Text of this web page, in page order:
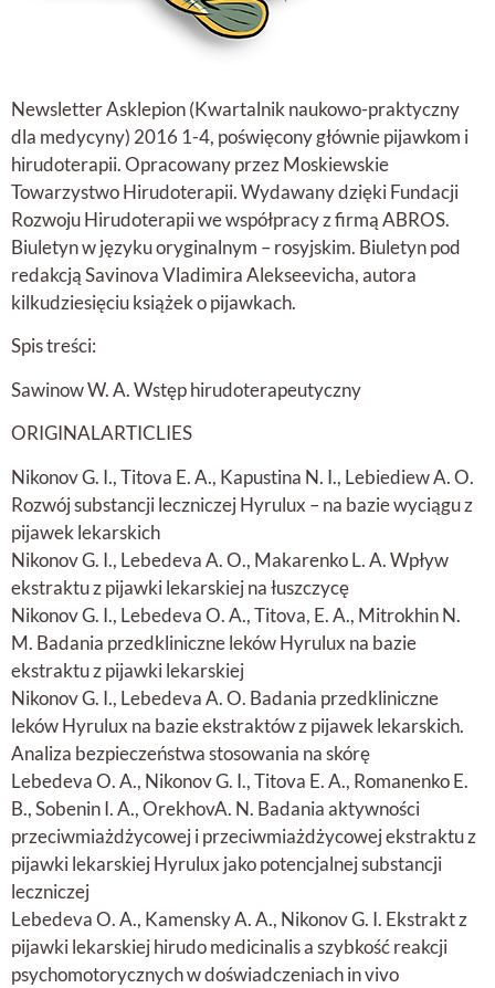
Newsletter Asklepion (Kwartalnik naukowo-praktyczny
dla medycyny) 2016 1-4, poświęcony głównie pijawkom i
hirudoterapii. Opracowany przez Moskiewskie
Towarzystwo Hirudoterapii. Wydawany dzięki Fundacji
Rozwoju Hirudoterapii we współpracy z firmą ABROS.
Biuletyn w języku oryginalnym – rosyjskim. Biuletyn pod
redakcją Savinova Vladimira Alekseevicha, autora
kilkudziesięciu książek o pijawkach.
Spis treści:
Sawinow W. A. Wstęp hirudoterapeutyczny
ORIGINALARTICLIES
Nikonov G. I., Titova E. A., Kapustina N. I., Lebiediew A. O.
Rozwój substancji leczniczej Hyrulux – na bazie wyciągu z
pijawek lekarskich
Nikonov G. I., Lebedeva A. O., Makarenko L. A. Wpływ
ekstraktu z pijawki lekarskiej na łuszczycę
Nikonov G. I., Lebedeva O. A., Titova, E. A., Mitrokhin N.
M. Badania przedkliniczne leków Hyrulux na bazie
ekstraktu z pijawki lekarskiej
Nikonov G. I., Lebedeva A. O. Badania przedkliniczne
leków Hyrulux na bazie ekstraktów z pijawek lekarskich.
Analiza bezpieczeństwa stosowania na skórę
Lebedeva O. A., Nikonov G. I., Titova E. A., Romanenko E.
B., Sobenin I. A., OrekhovA. N. Badania aktywności
przeciwmiażdżycowej i przeciwmiażdżycowej ekstraktu z
pijawki lekarskiej Hyrulux jako potencjalnej substancji
leczniczej
Lebedeva O. A., Kamensky A. A., Nikonov G. I. Ekstrakt z
pijawki lekarskiej hirudo medicinalis a szybkość reakcji
psychomotorycznych w doświadczeniach in vivo